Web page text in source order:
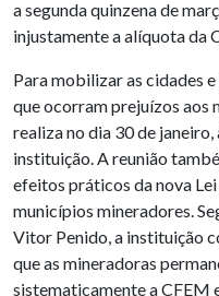
a segunda quinzena de
injustamente a alíquota da
Para mobilizar as cidades
que ocorram prejuízos aos
realiza no dia 30 de janeiro,
instituição. A reunião
efeitos práticos da nova
municípios mineradores.
Vitor Penido, a instituição
que as mineradoras
sistematicamente a CFEM